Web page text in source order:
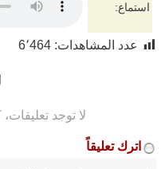
استماع:
عدد المشاهدات: 6٬464
لا توجد
اترك تعليقاً